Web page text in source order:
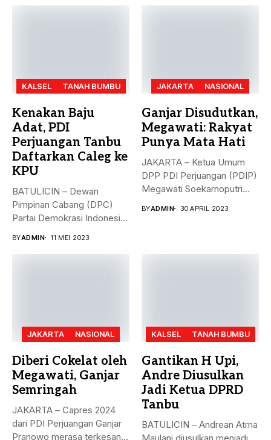
KALSEL TANAH BUMBU
Kenakan Baju
Adat, PDI
Perjuangan Tanbu
Daftarkan Caleg ke
KPU
BATULICIN – Dewan
Pimpinan Cabang (DPC)
Partai Demokrasi Indonesia
BYADMIN 11 MEI 2023
JAKARTA NASIONAL
Ganjar Disudutkan,
Megawati: Rakyat
Punya Mata Hati
JAKARTA – Ketua Umum
DPP PDI Perjuangan (PDIP)
Megawati Soekarnoputri
BYADMIN 30 APRIL 2023
JAKARTA NASIONAL
Diberi Cokelat oleh
Megawati, Ganjar
Semringah
JAKARTA – Capres 2024
dari PDI Perjuangan Ganjar
Pranowo merasa terkesan
KALSEL TANAH BUMBU
Gantikan H Upi,
Andre Diusulkan
Jadi Ketua DPRD
Tanbu
BATULICIN – Andrean Atma